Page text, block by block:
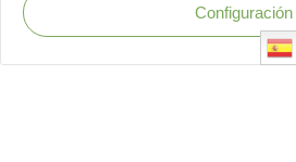
Configuración
Política de